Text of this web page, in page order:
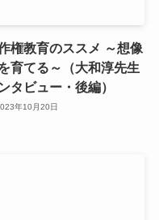
権教育のススメ ～想像
育てる～（大和淳先生
タビュー・後編）
年10月20日